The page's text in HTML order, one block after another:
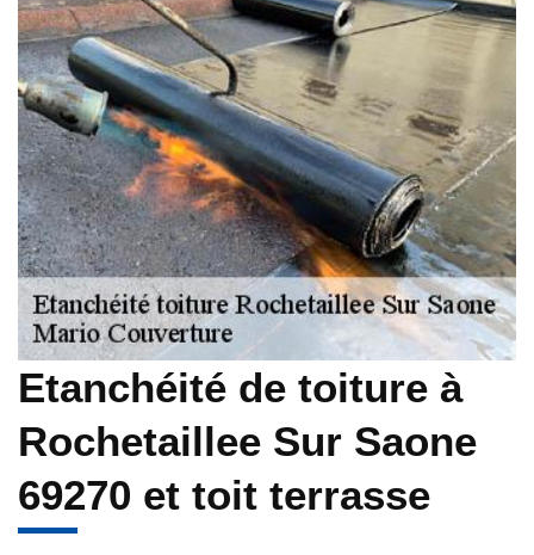
Etanchéité de toiture à
Rochetaillee Sur Saone
69270 et toit terrasse